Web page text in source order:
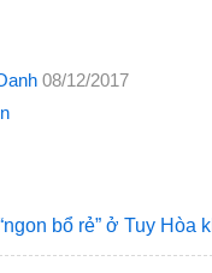
08/12/2017
bổ rẻ” ở Tuy Hòa